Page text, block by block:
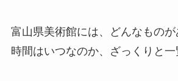
富山県美術館には、どんなもの
時間はいつなのか、ざっくりと一